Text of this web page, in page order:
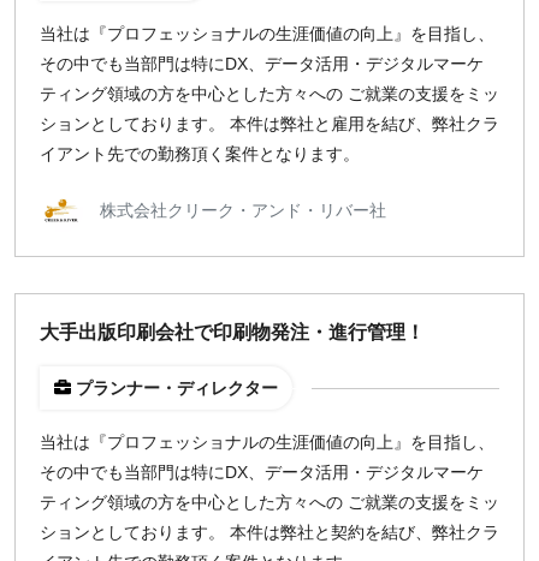
副業OK
スタートアップ
稼働時間
週5日
週4日
週2日
東京
当社は『プロフェッショナルの生涯価値の向上』を目指し、
その中でも当部門は特にDX、データ活用・デジタルマーケ
ティング領域の方を中心とした方々への ご就業の支援をミッ
ションとしております。 本件は弊社と雇用を結び、弊社クラ
イアント先での勤務頂く案件となります。
株式会社クリーク・アンド・リバー社
大手出版印刷会社で印刷物発注・進行管理！
プランナー・ディレクター
当社は『プロフェッショナルの生涯価値の向上』を目指し、
その中でも当部門は特にDX、データ活用・デジタルマーケ
ティング領域の方を中心とした方々への ご就業の支援をミッ
ションとしております。 本件は弊社と契約を結び、弊社クラ